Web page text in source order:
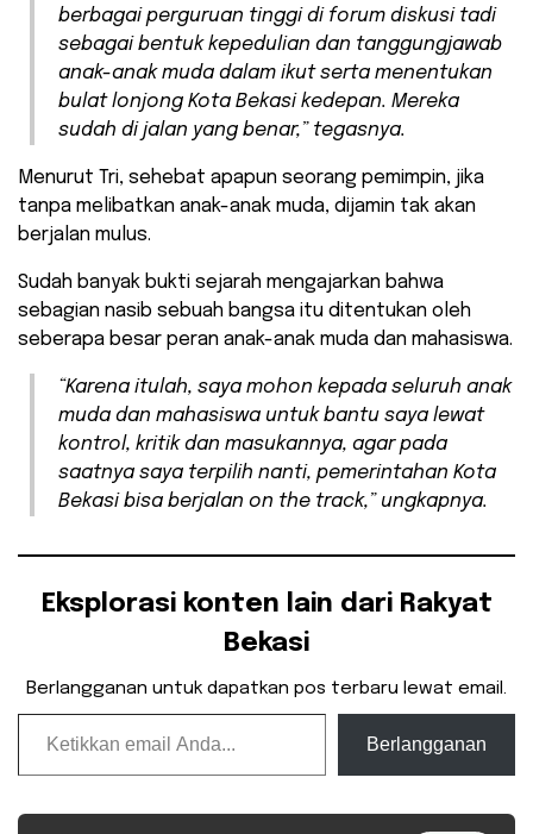
berbagai perguruan tinggi di forum diskusi tadi
sebagai bentuk kepedulian dan tanggungjawab
anak-anak muda dalam ikut serta menentukan
bulat lonjong Kota Bekasi kedepan. Mereka
sudah di jalan yang benar,” tegasnya.
Menurut Tri, sehebat apapun seorang pemimpin, jika
tanpa melibatkan anak-anak muda, dijamin tak akan
berjalan mulus.
Sudah banyak bukti sejarah mengajarkan bahwa
sebagian nasib sebuah bangsa itu ditentukan oleh
seberapa besar peran anak-anak muda dan mahasiswa.
“Karena itulah, saya mohon kepada seluruh anak
muda dan mahasiswa untuk bantu saya lewat
kontrol, kritik dan masukannya, agar pada
saatnya saya terpilih nanti, pemerintahan Kota
Bekasi bisa berjalan on the track,” ungkapnya.
Eksplorasi konten lain dari Rakyat
Bekasi
Berlangganan untuk dapatkan pos terbaru lewat email.
Ketikkan email Anda...
Berlangganan